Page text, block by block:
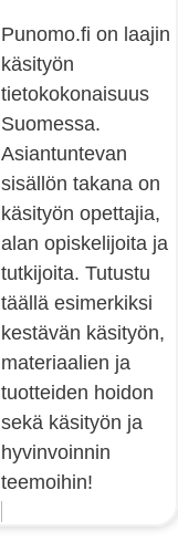
Punomo.fi on laajin
käsityön
tietokokonaisuus
Suomessa.
Asiantuntevan
sisällön takana on
käsityön opettajia,
alan opiskelijoita ja
tutkijoita. Tutustu
täällä esimerkiksi
kestävän käsityön,
materiaalien ja
tuotteiden hoidon
sekä käsityön ja
hyvinvoinnin
teemoihin!